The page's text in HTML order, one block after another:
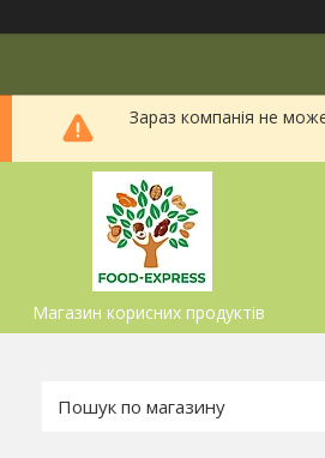
Зараз компанія не
Магазин корисних продуктів